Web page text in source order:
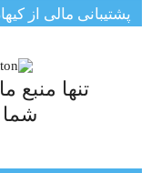
پشتیبانی مالی از
تنها منبع
شما